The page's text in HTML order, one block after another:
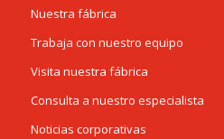
Nuestra fábrica
Trabaja con nuestro equipo
Visita nuestra fábrica
Consulta a nuestro especialista
Noticias corporativas